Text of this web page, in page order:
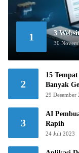
1 3
30
2
15
Banyak
29 Desember
3
AI
Rapih
24 Juli 2023